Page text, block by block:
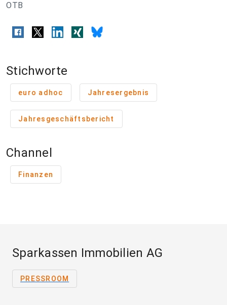
OTB
Stichworte
euro adhoc Jahresergebnis
Jahresgeschäftsbericht
Channel
Finanzen
Sparkassen Immobilien AG
PRESSROOM